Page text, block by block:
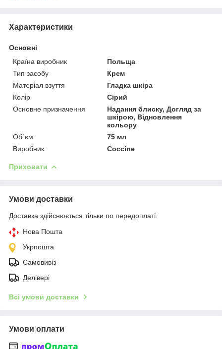
Характеристики
Основні
Країна виробник
Польща
Тип засобу
Крем
Матеріал взуття
Гладка шкіра
Колір
Сірий
Основне призначення
Надання блиску, Догляд за
шкірою, Відновлення
кольору
Об`єм
75 мл
Виробник
Coccine
Приховати
Умови доставки
Доставка здійснюється тільки по передоплаті.
Нова Пошта
Укрпошта
Самовивіз
Делівері
Всі умови доставки
Умови оплати